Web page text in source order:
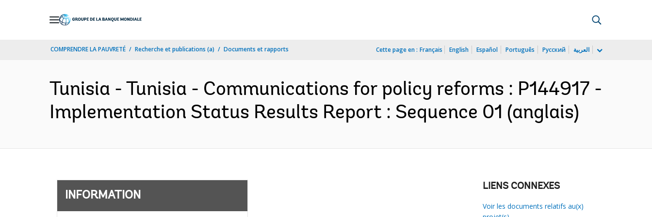
COMPRENDRE LA PAUVRETÉ Recherche et publications (a) Documents et rapports Cette page en : Français English Español Português Русский العربية
Tunisia - Tunisia - Communications for policy reforms : P144917 -
Implementation Status Results Report : Sequence 01 (anglais)
INFORMATION
LIENS CONNEXES
Voir les documents relatifs au(x)